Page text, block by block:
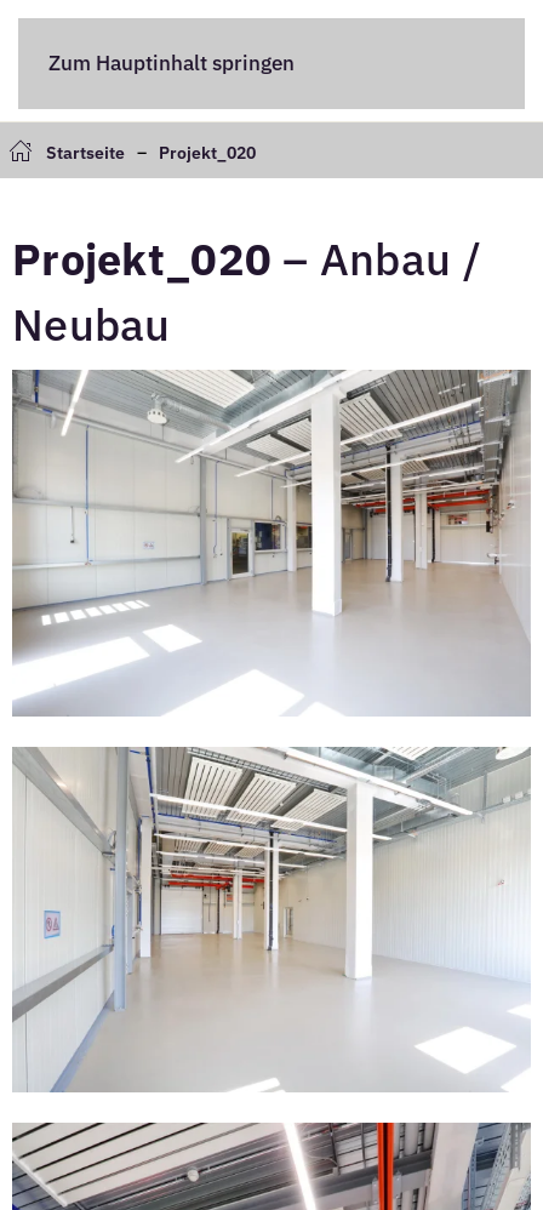
Zum Hauptinhalt springen
Startseite Projekt_020
Projekt_020 – Anbau /
Neubau